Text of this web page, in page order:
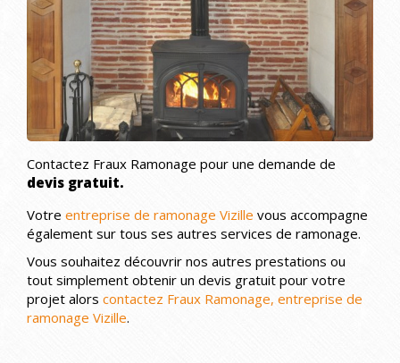
Contactez Fraux Ramonage pour une demande de
devis gratuit.
Votre entreprise de ramonage Vizille vous accompagne
également sur tous ses autres services de ramonage.
Vous souhaitez découvrir nos autres prestations ou
tout simplement obtenir un devis gratuit pour votre
projet alors contactez Fraux Ramonage, entreprise de
ramonage Vizille.